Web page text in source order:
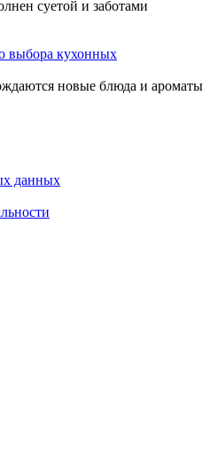
суетой и заботами
выбора кухонных
новые блюда и ароматы
данных